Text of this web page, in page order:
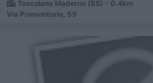
Toscolano Maderno (BS) - 0.4km
Via Promontorio, 59